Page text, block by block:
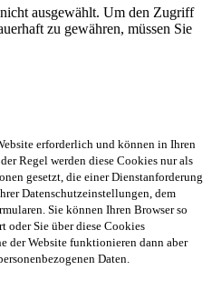
nicht ausgewählt. Um den Zugriff
zu gewähren, müssen Sie
erforderlich und können in Ihren
Regel werden diese Cookies nur als
gesetzt, die einer Dienstanforderung
Datenschutzeinstellungen, dem
Sie können Ihren Browser so
oder Sie über diese Cookies
der Website funktionieren dann aber
Daten.